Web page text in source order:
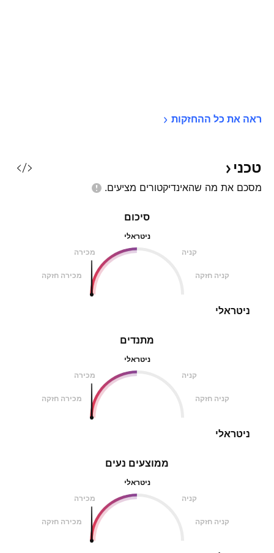
ראה את כל ההחזקות
טכני
מסכם את מה שהאינדיקטורים מציעים.
מתנדים
ניטראלי
מכירה
קניה
מכירה חזקה קניה חזקה
ניטראלי
סיכום
ניטראלי
מכירה
קניה
מכירה חזקה קניה חזקה
ניטראלי
ממוצעים נעים
ניטראלי
מכירה
קניה
מכירה חזקה קניה חזקה